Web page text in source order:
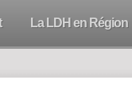
La LDH en Région